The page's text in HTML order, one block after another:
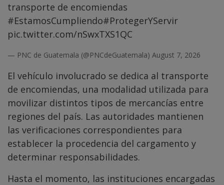
transporte de encomiendas
#EstamosCumpliendo#ProtegerYServir
pic.twitter.com/nSwxTXS1QC
— PNC de Guatemala (@PNCdeGuatemala) August 7, 2026
El vehículo involucrado se dedica al transporte
de encomiendas, una modalidad utilizada para
movilizar distintos tipos de mercancías entre
regiones del país. Las autoridades mantienen
las verificaciones correspondientes para
establecer la procedencia del cargamento y
determinar responsabilidades.
Hasta el momento, las instituciones encargadas